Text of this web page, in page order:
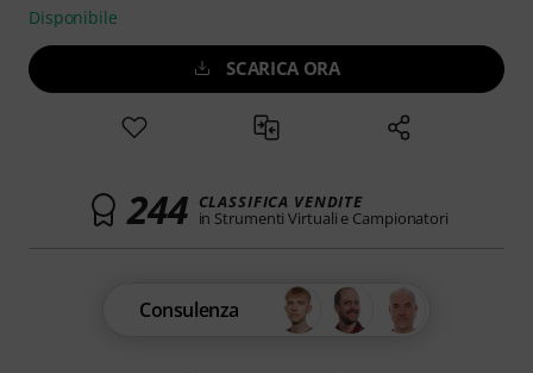
Disponibile
SCARICA ORA
244 CLASSIFICA VENDITE
in Strumenti Virtuali e Campionatori
Consulenza